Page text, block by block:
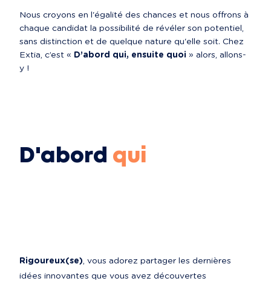
Nous croyons en l'égalité des chances et nous offrons à
chaque candidat la possibilité de révéler son potentiel,
sans distinction et de quelque nature qu'elle soit. Chez
Extia, c’est « D’abord qui, ensuite quoi » alors, allons-
y !
D'abord qui
Rigoureux(se), vous adorez partager les dernières
idées innovantes que vous avez découvertes